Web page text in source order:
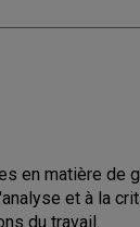
en matière de
et à la
du travail.